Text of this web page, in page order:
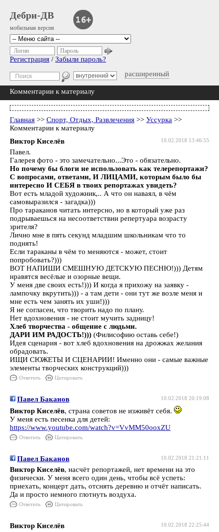
Дебри-ДВ
мобильная версия
расширенный
Логин Пароль
Регистрация / Забыли пароль?
Комментарии к материалу
Главная >> Спорт, Отдых, Развлечения >> Уссурка >>
Комментарии к материалу
10.02.2018 13:46:55
Виктор Киселёв
Павел.
Галерея фото - это замечательно...Это - обязательно.
Но почему бы блоги не использовать как телерепортажи?
С вопросами, ответами, И ЛИЦАМИ, которым было бы
интересно И СЕБЯ в твоих репортажах увидеть?
Вот есть младой художник,.. А что он наваял, в чём
самовыразился - загадка)))
Про тараканов читать интерсно, но в который уже раз
подрываешься на несоответствии репертуара возрасту
зрителя?
Лично мне в пять секунд младшим школьникам что то
поднять!
Если тараканы в чём то меняются - может, стоит
попробовать?)))
ВОТ НАПИШИ СМЕШНУЮ ДЕТСКУЮ ПЕСНЮ!))) Детям
нравятся весёлые и озорные вещи.
У меня две своих есть!))) И когда я прихожу на заявку -
лампочку вкрутить))) - а там дети - они тут же возле меня и
мне есть чем занять их уши!)))
Я не согласен, что творить надо по плану.
Нет вдохновения - не стоит мучить задницу!
Хлеб творчества - общение с людьми.
ДАРИ ИМ РАДОСТЬ!))) (Филисофию оставь себе!)
Идея сценария - вот хлеб вдохновения на дрожжах желания
обрадовать.
ИЩИ СЮЖЕТЫ И СЦЕНАРИИ! Именно они - самые важные
элементы творческих конструкций)))
Ответить Цитировать
10.02.2018 20:19:08
Павел Баканов
Виктор Киселёв, страна советов не изживёт себя.
У меня есть песенка для детей:
https://www.youtube.com/watch?v=VvMM50ooxZU
Ответить Цитировать
10.02.2018 21:21:11
Павел Баканов
Виктор Киселёв, насчёт репортажей, нет времени на это
физически. У меня всего один день, чтобы всё успеть:
приехать, концерт дать, отснять деревню и отчёт написать.
Да и просто немного глотнуть воздуха.
Ответить Цитировать
10.02.2018 22:25:44
Виктор Киселёв